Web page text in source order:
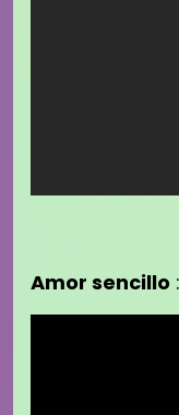
Amor sencillo :